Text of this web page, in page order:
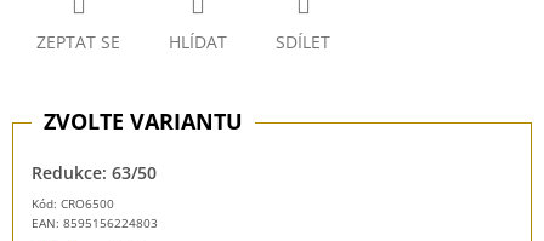
ZEPTAT SE HLÍDAT SDÍLET
Kód: CRO6500
EAN: 8595156224803
Redukce: 63/50